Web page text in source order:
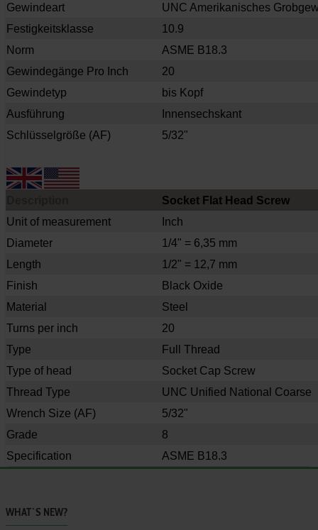
Gewindeart
UNC Amerikanisches
Festigkeitsklasse
10.9
Norm
ASME B18.3
Gewindegänge Pro Inch
20
Gewindetyp
bis Kopf
Ausführung
Innensechskant
Schlüsselgröße (AF)
5/32"
Socket Flat Head Screw
Unit of measurement
Inch
Diameter
1/4" = 6,35 mm
Length
1/2" = 12,7 mm
Finish
Black Oxide
Material
Steel
Turns per inch
20
Type
Full Thread
Type of head
Socket Cap Screw
Thread Type
UNC Unified National Coarse
Wrench Size (AF)
5/32"
Grade
8
Specification
ASME B18.3
WHAT`S NEW?